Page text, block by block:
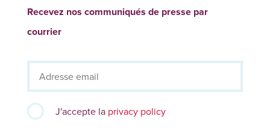
Recevez nos communiqués de presse par
courrier
J'accepte la privacy policy